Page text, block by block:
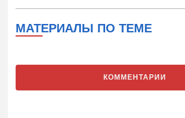
МАТЕРИАЛЫ ПО ТЕМЕ
КОММЕНТАРИИ